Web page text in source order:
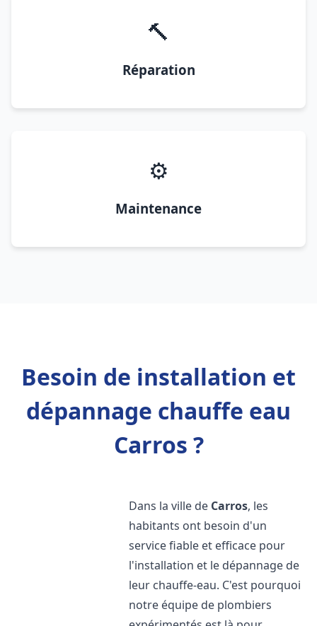
🔨
Réparation
⚙️
Maintenance
Besoin de installation et
dépannage chauffe eau
Carros ?
Dans la ville de Carros, les
habitants ont besoin d'un
service fiable et efficace pour
l'installation et le dépannage de
leur chauffe-eau. C'est pourquoi
notre équipe de plombiers